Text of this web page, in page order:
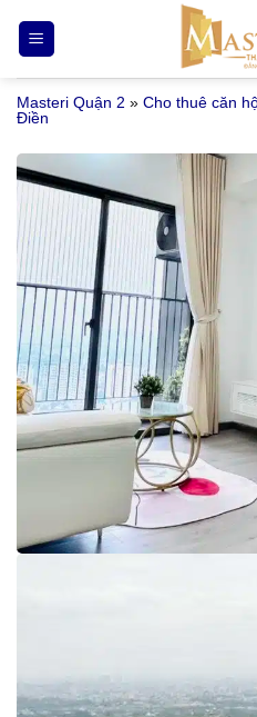
qua
nội
dung
Masteri Quận 2 » Cho thuê căn
Điền